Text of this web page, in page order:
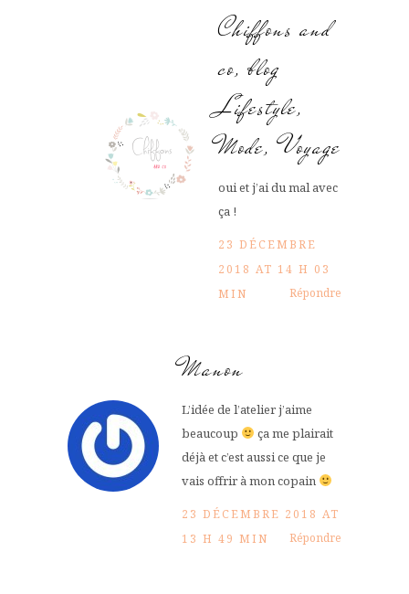
Chiffons and
co, blog
Lifestyle,
Mode, Voyage
oui et j’ai du mal avec
ça !
23 DÉCEMBRE
2018 AT 14 H 03
MIN
Répondre
Manon
L’idée de l’atelier j’aime
beaucoup
ça me plairait
déjà et c’est aussi ce que je
vais offrir à mon copain
23 DÉCEMBRE 2018 AT
13 H 49 MIN
Répondre